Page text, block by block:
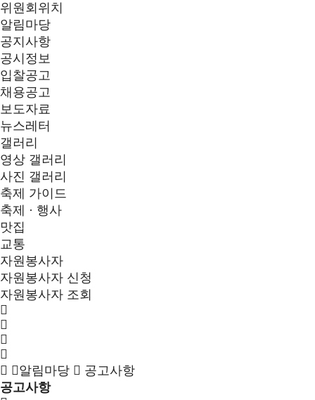
위원회위치
알림마당
공지사항
공시정보
입찰공고
채용공고
보도자료
뉴스레터
갤러리
영상 갤러리
사진 갤러리
축제 가이드
축제 · 행사
맛집
교통
자원봉사자
자원봉사자 신청
자원봉사자 조회
알림마당
공고사항
공고사항